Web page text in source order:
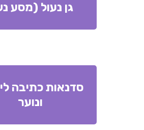
גן נעול (מסע
סדנאות כתיבה
ונוער